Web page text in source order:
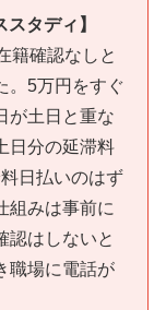
タディ】
籍確認なしと
。5万円をすぐ
が土日と重な
日分の延滞料
日払いのはず
組みは事前に
認はしないと
職場に電話が